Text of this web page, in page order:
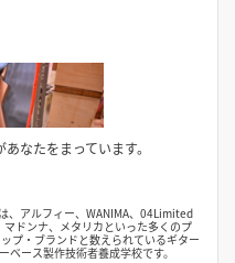
なたをまっています。
、アルフィー、WANIMA、04Limited
ドンナ、メタリカといった多くのプ
プ・ブランドと数えられているギター
ベース製作技術者養成学校です。